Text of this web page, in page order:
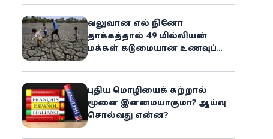
ஆபத்து!
வலுவான எல் நினோ
தாக்கத்தால் 49 மில்லியன்
மக்கள் கடுமையான உணவுப்
அபாயம் - உலக உணவுத் திட்டம்
எச்சரிக்கை!
புதிய மொழியைக் கற்றால்
மூளை இளமையாகுமா? ஆய்வு
சொல்வது என்ன?